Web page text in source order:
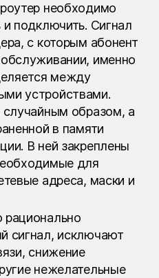
необходимо
и подключить. Сигнал
с которым абонент
именно
между
устройствами.
случайным образом, а
в памяти
В ней закреплены
для
адреса, маски и
рационально
сигнал, исключают
снижение
нежелательные